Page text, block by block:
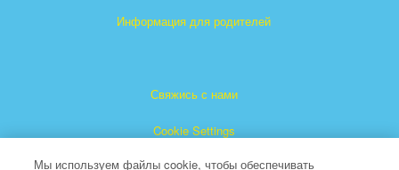
Информация для родителей
Свяжись с нами
Cookie Settings
Мы используем файлы cookie, чтобы обеспечивать